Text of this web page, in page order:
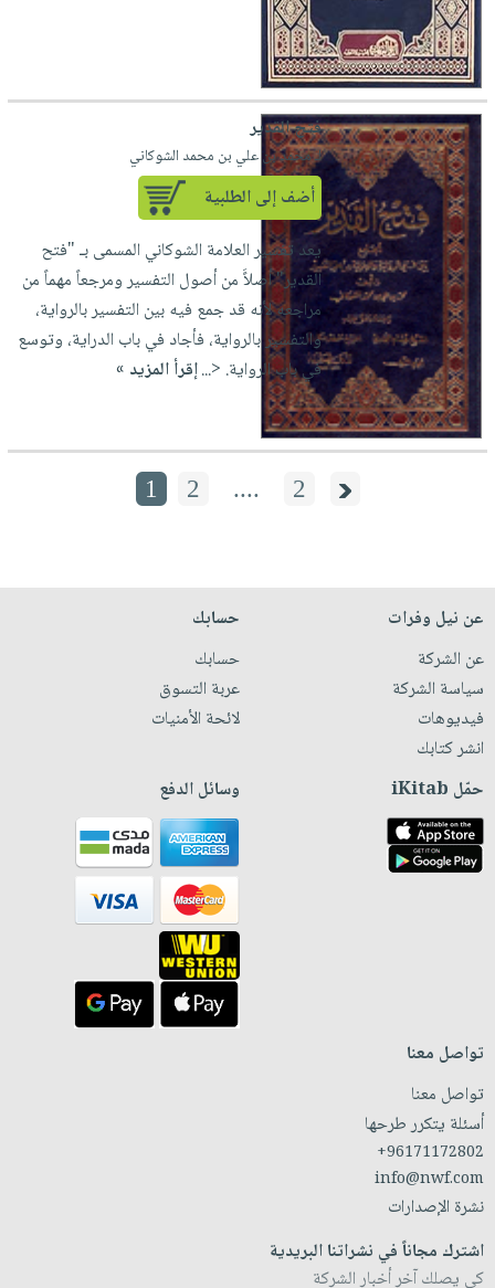
فتح القدير
لـ محمد بن علي بن محمد الشوكاني
أضف إلى الطلبية
يعد تفسير العلامة الشوكاني المسمى بـ "فتح
القدير" أصلاًَ من أصول التفسير ومرجعاً مهماً من
مراجعه لأنه قد جمع فيه بين التفسير بالرواية،
والتفسير بالرواية، فأجاد في باب الدراية، وتوسع
في باب الرواية. <...إقرأ المزيد »
1 2 .... 2
عن نيل وفرات
عن الشركة
سياسة الشركة
فيديوهات
انشر كتابك
حسابك
حسابك
عربة التسوق
لائحة الأمنيات
حمّل iKitab وسائل الدفع
تواصل معنا
تواصل معنا
أسئلة يتكرر طرحها
+96171172802
info@nwf.com
نشرة الإصدارات
اشترك مجاناً في نشراتنا البريدية
كي يصلك آخر أخبار الشركة